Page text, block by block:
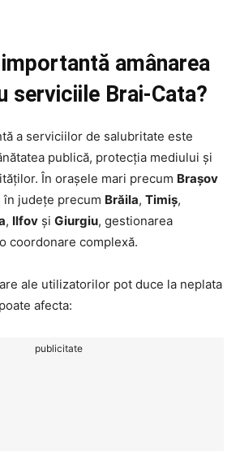
amânarea
serviciile Brai-Cata?
a serviciilor de salubritate este
publică, protecția mediului și
În orașele mari precum Brașov
în județe precum Brăila, Timiș,
, Ilfov și Giurgiu, gestionarea
coordonare complexă.
ale utilizatorilor pot duce la neplata
afecta:
publicitate